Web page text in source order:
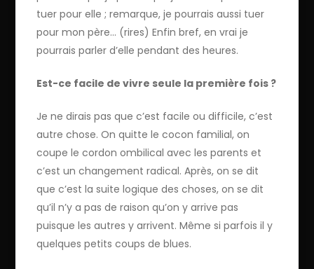
tuer pour elle ; remarque, je pourrais aussi tuer
pour mon père… (rires) Enfin bref, en vrai je
pourrais parler d’elle pendant des heures.
Est-ce facile de vivre seule la première fois ?
Je ne dirais pas que c’est facile ou difficile, c’est
autre chose. On quitte le cocon familial, on
coupe le cordon ombilical avec les parents et
c’est un changement radical. Après, on se dit
que c’est la suite logique des choses, on se dit
qu’il n’y a pas de raison qu’on y arrive pas
puisque les autres y arrivent. Même si parfois il y
quelques petits coups de blues.